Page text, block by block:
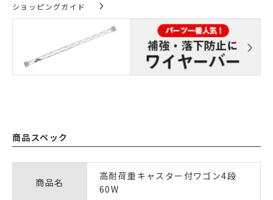
ショッピングガイド
商品スペック
商品名
高耐荷重キャスター付ワゴン4段
60W